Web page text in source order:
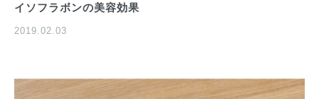
イソフラボンの美容効果
2019.02.03